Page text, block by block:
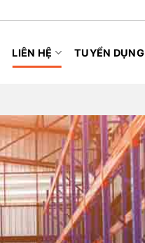
LIÊN HỆ TUYỂN DỤNG